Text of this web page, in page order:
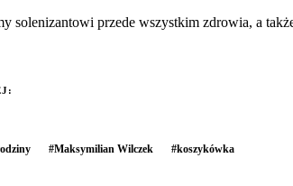
solenizantowi przede wszystkim zdrowia, a
#Maksymilian Wilczek #koszykówka